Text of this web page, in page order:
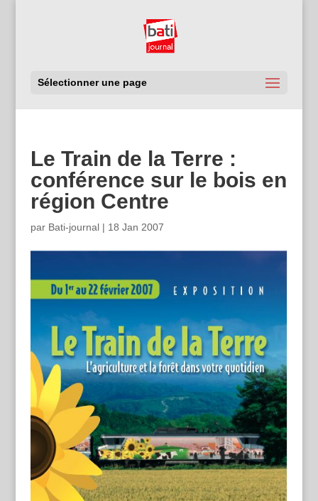
Sélectionner une page
Le Train de la Terre :
conférence sur le bois en
région Centre
par Bati-journal| 18 Jan 2007